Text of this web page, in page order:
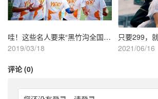
哇！这些名人要来“黑竹沟全国山地障碍挑战赛”[图]
2019/03/18
2021/06/16
评论 (0)